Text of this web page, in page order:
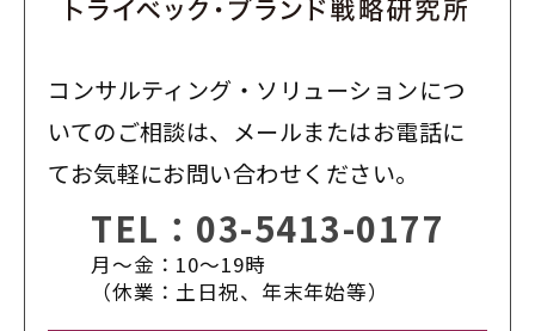
コンサルティング・ソリューションにつ
いてのご相談は、メールまたはお電話に
てお気軽にお問い合わせください。
TEL： 03-5413-0177
月〜金：10〜19時
（休業：土日祝、年末年始等）